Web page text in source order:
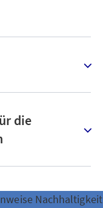
die
Nachhaltigkeit